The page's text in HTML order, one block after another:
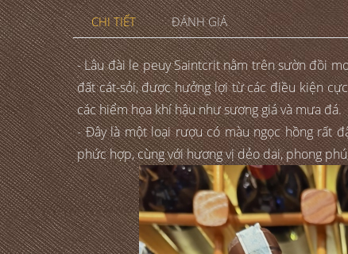
CHI TIẾT ĐÁNH GIÁ
- Lâu đài le peuy Saintcrit nằm trên sườn đồi
đất cát-sỏi, được hưởng lợi từ các điều kiện
các hiểm họa khí hậu như sương giá và mưa đá.
- Đây là một loại rượu có màu ngọc hồng rất
phức hợp, cùng với hương vị dẻo dai, phong